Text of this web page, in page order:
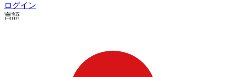
ログイン
言語